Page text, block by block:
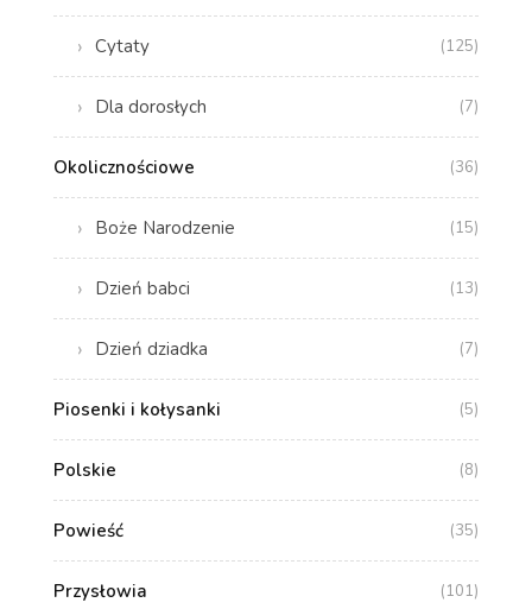
Cytaty (125)
Dla dorosłych (7)
Okolicznościowe (36)
Boże Narodzenie (15)
Dzień babci (13)
Dzień dziadka (7)
Piosenki i kołysanki (5)
Polskie (8)
Powieść (35)
Przysłowia (101)